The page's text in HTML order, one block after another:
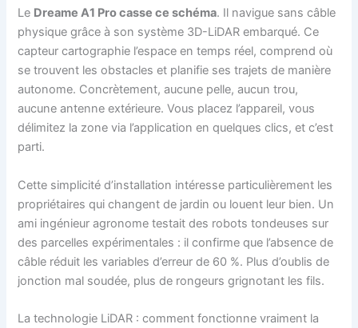
Le Dreame A1 Pro casse ce schéma. Il navigue sans câble
physique grâce à son système 3D-LiDAR embarqué. Ce
capteur cartographie l’espace en temps réel, comprend où
se trouvent les obstacles et planifie ses trajets de manière
autonome. Concrètement, aucune pelle, aucun trou,
aucune antenne extérieure. Vous placez l’appareil, vous
délimitez la zone via l’application en quelques clics, et c’est
parti.
Cette simplicité d’installation intéresse particulièrement les
propriétaires qui changent de jardin ou louent leur bien. Un
ami ingénieur agronome testait des robots tondeuses sur
des parcelles expérimentales : il confirme que l’absence de
câble réduit les variables d’erreur de 60 %. Plus d’oublis de
jonction mal soudée, plus de rongeurs grignotant les fils.
La technologie LiDAR : comment fonctionne vraiment la